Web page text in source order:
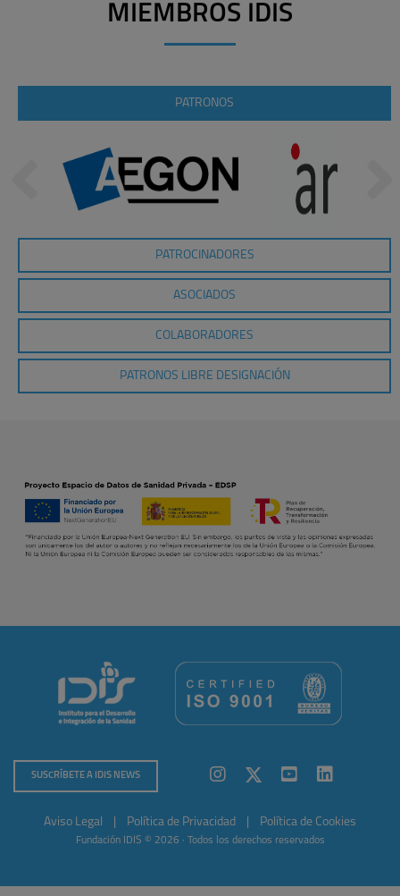
MIEMBROS IDIS
PATRONOS
PATROCINADORES
ASOCIADOS
COLABORADORES
PATRONOS LIBRE DESIGNACIÓN
SUSCRÍBETE A IDIS NEWS
Aviso Legal Política de Privacidad Política de Cookies
Fundación IDIS © 2026 · Todos los derechos reservados